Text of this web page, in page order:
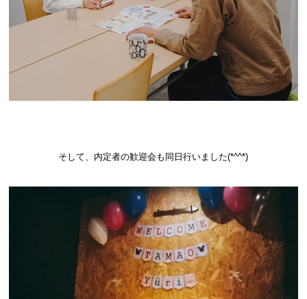
そして、内定者の歓迎会も同日行いました(*^^*)